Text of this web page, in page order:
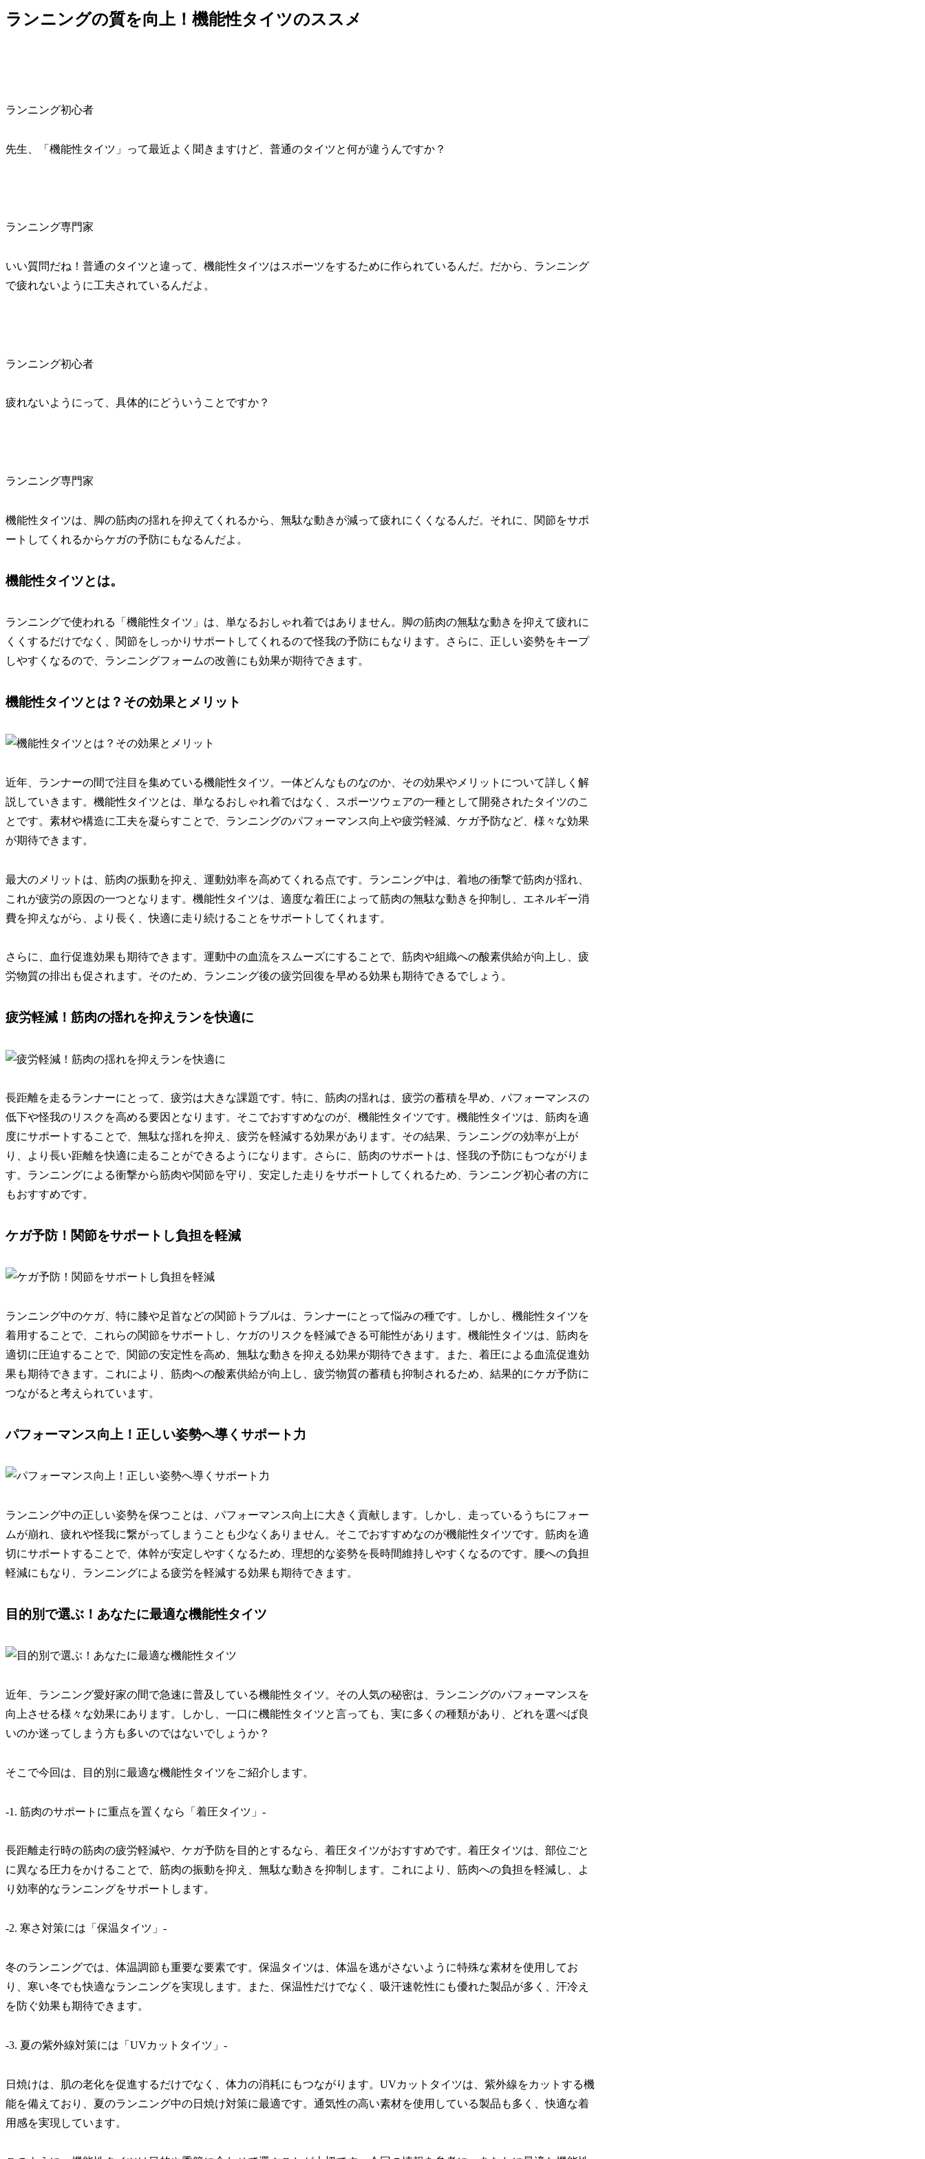
ランニングの質を向上！機能性タイツのススメ
ランニング初心者
先生、「機能性タイツ」って最近よく聞きますけど、普通のタイツと何が違うんですか？
ランニング専門家
いい質問だね！普通のタイツと違って、機能性タイツはスポーツをするために作られているんだ。だから、ランニング
で疲れないように工夫されているんだよ。
ランニング初心者
疲れないようにって、具体的にどういうことですか？
ランニング専門家
機能性タイツは、脚の筋肉の揺れを抑えてくれるから、無駄な動きが減って疲れにくくなるんだ。それに、関節をサポ
ートしてくれるからケガの予防にもなるんだよ。
機能性タイツとは。
ランニングで使われる「機能性タイツ」は、単なるおしゃれ着ではありません。脚の筋肉の無駄な動きを抑えて疲れに
くくするだけでなく、関節をしっかりサポートしてくれるので怪我の予防にもなります。さらに、正しい姿勢をキープ
しやすくなるので、ランニングフォームの改善にも効果が期待できます。
機能性タイツとは？その効果とメリット
近年、ランナーの間で注目を集めている機能性タイツ。一体どんなものなのか、その効果やメリットについて詳しく解
説していきます。 機能性タイツとは、単なるおしゃれ着ではなく、スポーツウェアの一種として開発されたタイツのこ
と です。素材や構造に工夫を凝らすことで、ランニングのパフォーマンス向上や疲労軽減、ケガ予防など、様々な効果
が期待できます。
最大のメリットは、筋肉の振動を抑え、運動効率を高めてくれる 点です。ランニング中は、着地の衝撃で筋肉が揺れ、
これが疲労の原因の一つとなります。機能性タイツは、適度な着圧によって筋肉の無駄な動きを抑制し、エネルギー消
費を抑えながら、より長く、快適に走り続けることをサポートしてくれます。
さらに、 血行促進効果も期待できます。運動中の血流をスムーズにすることで、筋肉や組織への酸素供給が向上し、疲
労物質の排出も促されます。そのため、ランニング後の疲労回復を早める効果も期待できるでしょう。
疲労軽減！筋肉の揺れを抑えランを快適に
長距離を走るランナーにとって、疲労は大きな課題です。特に、 筋肉の揺れは、疲労の蓄積を早め、パフォーマンスの
低下や怪我のリスクを高める要因となります。そこでおすすめなのが、機能性タイツです。機能性タイツは、 筋肉を適
度にサポートすることで、無駄な揺れを抑え、疲労を軽減する効果があります。その結果、ランニングの効率が上が
り、より長い距離を快適に走ることができるようになります。さらに、 筋肉のサポートは、怪我の予防にもつながりま
す。ランニングによる衝撃から筋肉や関節を守り、安定した走りをサポートしてくれるため、ランニング初心者の方に
もおすすめです。
ケガ予防！関節をサポートし負担を軽減
ランニング中のケガ、特に膝や足首などの関節トラブルは、ランナーにとって悩みの種です。しかし、 機能性タイツを
着用することで、これらの関節をサポートし、ケガのリスクを軽減できる可能性があります。機能性タイツは、筋肉を
適切に圧迫することで、関節の安定性を高め、無駄な動きを抑える効果が期待できます。また、着圧による血流促進効
果も期待できます。これにより、筋肉への酸素供給が向上し、疲労物質の蓄積も抑制されるため、結果的にケガ予防に
つながると考えられています。
パフォーマンス向上！正しい姿勢へ導くサポート力
ランニング中の正しい姿勢を保つことは、パフォーマンス向上に大きく貢献します。しかし、走っているうちにフォー
ムが崩れ、疲れや怪我に繋がってしまうことも少なくありません。そこでおすすめなのが機能性タイツです。 筋肉を適
切にサポート することで、体幹が安定しやすくなるため、理想的な姿勢を長時間維持しやすくなるのです。腰への負担
軽減にもなり、ランニングによる疲労を軽減する効果も期待できます。
目的別で選ぶ！あなたに最適な機能性タイツ
近年、ランニング愛好家の間で急速に普及している機能性タイツ。その人気の秘密は、ランニングのパフォーマンスを
向上させる様々な効果にあります。しかし、一口に機能性タイツと言っても、実に多くの種類があり、どれを選べば良
いのか迷ってしまう方も多いのではないでしょうか？
そこで今回は、 目的別に最適な機能性タイツをご紹介します。
-1. 筋肉のサポートに重点を置くなら「着圧タイツ」-
長距離走行時の筋肉の疲労軽減や、 ケガ予防を目的とするなら、着圧タイツがおすすめです。着圧タイツは、部位ごと
に異なる圧力をかけることで、筋肉の振動を抑え、無駄な動きを抑制します。これにより、筋肉への負担を軽減し、よ
り効率的なランニングをサポートします。
-2. 寒さ対策には「保温タイツ」-
冬のランニングでは、 体温調節 も重要な要素です。保温タイツは、体温を逃がさないように特殊な素材を使用してお
り、寒い冬でも快適なランニングを実現します。また、保温性だけでなく、 吸汗速乾性にも優れた製品が多く、汗冷え
を防ぐ効果も期待できます。
-3. 夏の紫外線対策には「UVカットタイツ」-
日焼けは、肌の老化を促進するだけでなく、体力の消耗にもつながります。UVカットタイツは、 紫外線をカット する機
能を備えており、夏のランニング中の日焼け対策に最適です。通気性の高い素材を使用している製品も多く、快適な着
用感を実現しています。